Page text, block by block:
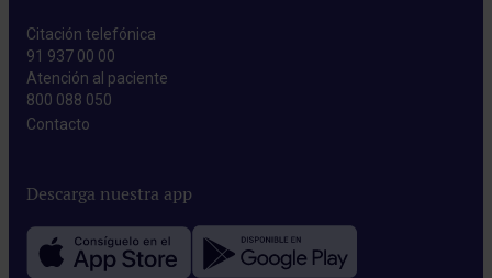
Citación telefónica
91 937 00 00
Atención al paciente
800 088 050
Contacto​
Descarga nuestra app